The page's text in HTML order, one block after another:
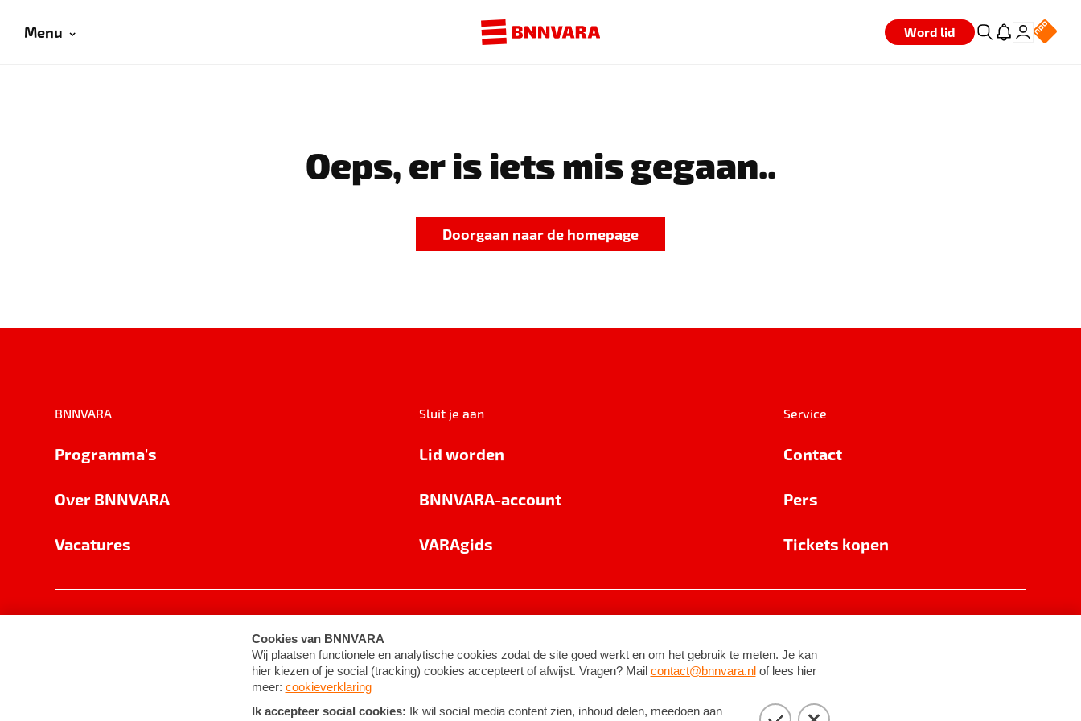
Menu Word lid
Oeps, er is iets mis gegaan..
Doorgaan naar de homepage
BNNVARA
Programma's
Over BNNVARA
Vacatures
Sluit je aan
Lid worden
BNNVARA-account
VARAgids
Service
Contact
Pers
Tickets kopen
Cookie-instellingen Algemene voorwaarden ©2026BNNVARA